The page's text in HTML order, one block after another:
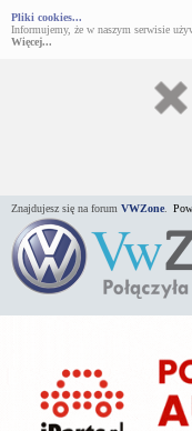
Pliki cookies...
Informujemy, że w naszym serwisie
Więcej...
Znajdujesz się na forum VWZone